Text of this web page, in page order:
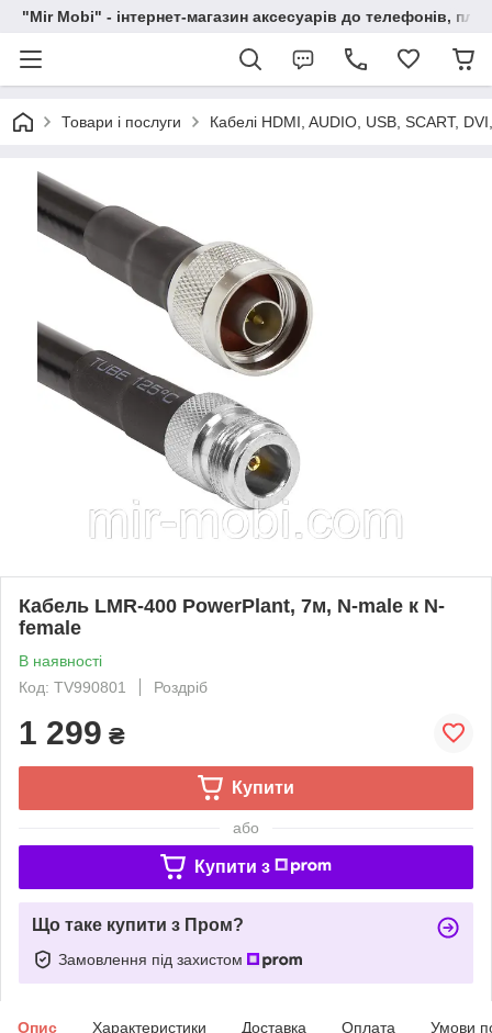
"Mir Mobi" - інтернет-магазин аксесуарів до телефонів,
Товари і послуги Кабелі HDMI, AUDIO, USB, SCART,
Кабель LMR-400 PowerPlant, 7м, N-male к N-
female
В наявності
Код: TV990801
Роздріб
1 299 ₴
Купити
або
Купити з
Що таке купити з Пром?
Замовлення під захистом
Опис Характеристики Доставка Оплата Умови